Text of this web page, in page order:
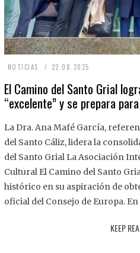
NOTICIAS 22.08.2025
.
8
2
2
El Camino del Santo Grial
“excelente” y se prepara
La Dra. Ana Mafé García,
del Santo Cáliz, lidera la
del Santo Grial La Asociación
Cultural El Camino del Santo
histórico en su aspiración de
oficial del Consejo de Europa.
KEEP